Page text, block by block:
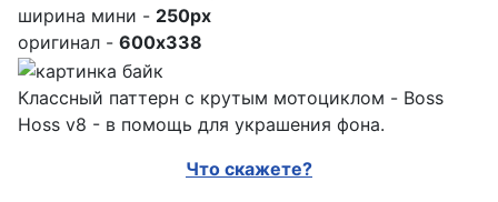
ширина мини - 250px
оригинал - 600x338
Классный паттерн с крутым мотоциклом - Boss
Hoss v8 - в помощь для украшения фона.
Что скажете?